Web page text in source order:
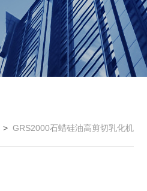
> GRS2000石蜡硅油高剪切乳化机